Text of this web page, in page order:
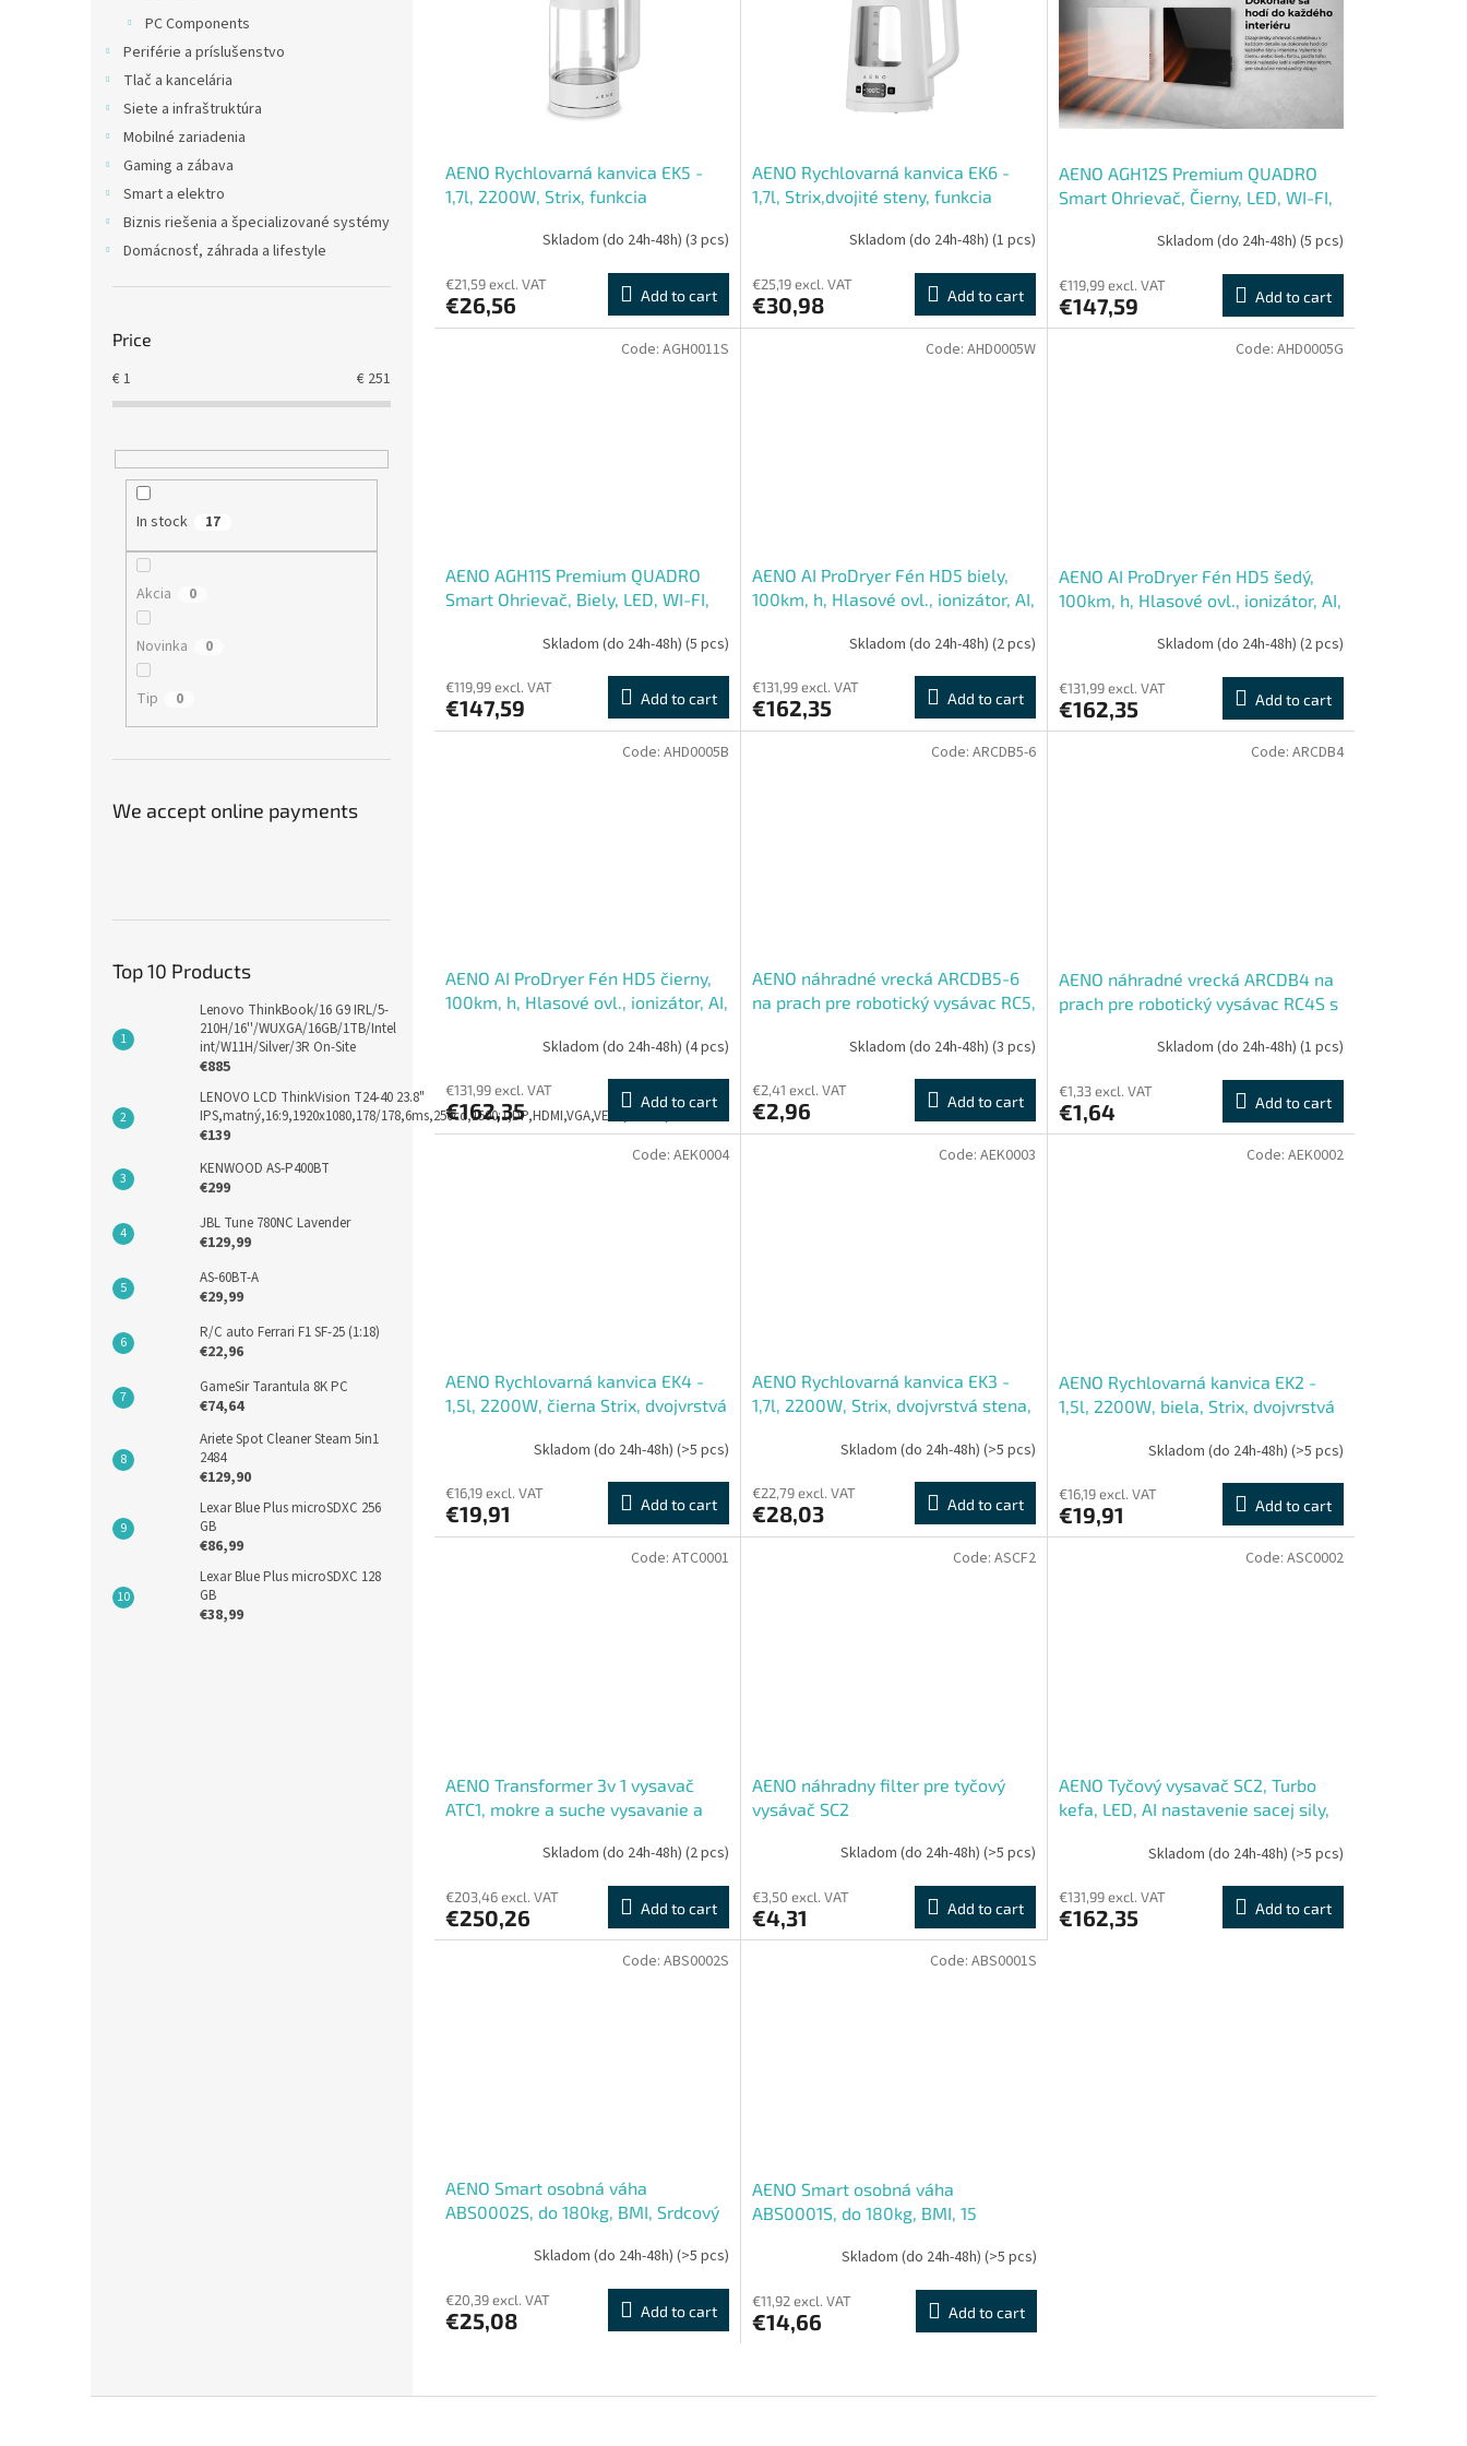
PC Components
Periférie a príslušenstvo
Tlač a kancelária
Siete a infraštruktúra
Mobilné zariadenia
Gaming a zábava
Smart a elektro
Biznis riešenia a špecializované systémy
Domácnosť, záhrada a lifestyle
Price
€1 € 251
In stock 17
Akcia 0
Novinka 0
Tip 0
We accept online payments
Top 10 Products
Lenovo ThinkBook/16 G9 IRL/5-
210H/16''/WUXGA/16GB/1TB/Intel
int/W11H/Silver/3R On-Site
€885
LENOVO LCD ThinkVision T24-40 23.8"
IPS,matný,16:9,1920x1080,178/178,6ms,250cd,1500:1,DP,HDMI,VGA,VESA,PIVOT,3Y
€139
KENWOOD AS-P400BT
€299
JBL Tune 780NC Lavender
€129,99
AS-60BT-A
€29,99
R/C auto Ferrari F1 SF-25 (1:18)
€22,96
GameSir Tarantula 8K PC
€74,64
Ariete Spot Cleaner Steam 5in1
2484
€129,90
Lexar Blue Plus microSDXC 256
GB
€86,99
Lexar Blue Plus microSDXC 128
GB
€38,99
AENO Rychlovarná kanvica EK5 -
1,7l, 2200W, Strix, funkcia
Skladom (do 24h-48h) (3 pcs)
€21,59 excl. VAT
€26,56 Add to cart
AENO Rychlovarná kanvica EK6 -
1,7l, Strix,dvojité steny, funkcia
Skladom (do 24h-48h) (1 pcs)
€25,19 excl. VAT
€30,98 Add to cart
AENO AGH12S Premium QUADRO
Smart Ohrievač, Čierny, LED, WI-FI,
Skladom (do 24h-48h) (5 pcs)
€119,99 excl. VAT
€147,59 Add to cart
AENO AGH11S Premium QUADRO
Smart Ohrievač, Biely, LED, WI-FI,
Skladom (do 24h-48h) (5 pcs)
€119,99 excl. VAT
€147,59 Add to cart
Code: AGH0011S
AENO AI ProDryer Fén HD5 biely,
100km, h, Hlasové ovl., ionizátor, AI,
Skladom (do 24h-48h) (2 pcs)
€131,99 excl. VAT
€162,35 Add to cart
Code: AHD0005W
AENO AI ProDryer Fén HD5 šedý,
100km, h, Hlasové ovl., ionizátor, AI,
Skladom (do 24h-48h) (2 pcs)
€131,99 excl. VAT
€162,35 Add to cart
Code: AHD0005G
AENO AI ProDryer Fén HD5 čierny,
100km, h, Hlasové ovl., ionizátor, AI,
Skladom (do 24h-48h) (4 pcs)
€131,99 excl. VAT
€162,35 Add to cart
Code: AHD0005B
AENO náhradné vrecká ARCDB5-6
na prach pre robotický vysávac RC5,
Skladom (do 24h-48h) (3 pcs)
€2,41 excl. VAT
€2,96 Add to cart
Code: ARCDB5-6
AENO náhradné vrecká ARCDB4 na
prach pre robotický vysávac RC4S s
Skladom (do 24h-48h) (1 pcs)
€1,33 excl. VAT
€1,64 Add to cart
Code: ARCDB4
AENO Rychlovarná kanvica EK4 -
1,5l, 2200W, čierna Strix, dvojvrstvá
Skladom (do 24h-48h) (>5 pcs)
€16,19 excl. VAT
€19,91 Add to cart
Code: AEK0004
AENO Rychlovarná kanvica EK3 -
1,7l, 2200W, Strix, dvojvrstvá stena,
Skladom (do 24h-48h) (>5 pcs)
€22,79 excl. VAT
€28,03 Add to cart
Code: AEK0003
AENO Rychlovarná kanvica EK2 -
1,5l, 2200W, biela, Strix, dvojvrstvá
Skladom (do 24h-48h) (>5 pcs)
€16,19 excl. VAT
€19,91 Add to cart
Code: AEK0002
AENO Transformer 3v 1 vysavač
ATC1, mokre a suche vysavanie a
Skladom (do 24h-48h) (2 pcs)
€203,46 excl. VAT
€250,26 Add to cart
Code: ATC0001
AENO náhradny filter pre tyčový
vysávač SC2
Skladom (do 24h-48h) (>5 pcs)
€3,50 excl. VAT
€4,31 Add to cart
Code: ASCF2
AENO Tyčový vysavač SC2, Turbo
kefa, LED, AI nastavenie sacej sily,
Skladom (do 24h-48h) (>5 pcs)
€131,99 excl. VAT
€162,35 Add to cart
Code: ASC0002
AENO Smart osobná váha
ABS0002S, do 180kg, BMI, Srdcový
Spec. sklo, farebný Displej
Skladom (do 24h-48h) (>5 pcs)
€20,39 excl. VAT
€25,08 Add to cart
Code: ABS0002S
AENO Smart osobná váha
ABS0001S, do 180kg, BMI, 15
sklo, DisplejSkladom (do 24h-48h) (>5 pcs)
€11,92 excl. VAT
€14,66 Add to cart
Code: ABS0001S
i